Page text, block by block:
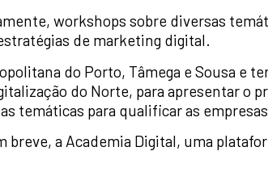
workshops sobre diversas
de marketing digital.
do Porto, Tâmega e Sousa e
do Norte, para apresentar o
temáticas para qualificar as
a Academia Digital, uma